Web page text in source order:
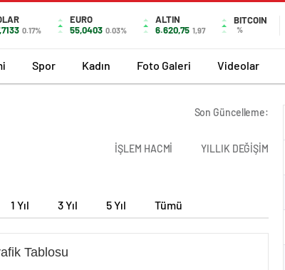
0.17%
EURO
55,0403 0.03%
ALTIN
6.620,75 1,97
BITCOIN
%
Spor Kadın Foto Galeri Videolar
Son Güncelleme:
İŞLEM HACMİ YILLIK DEĞİŞİM
1 Yıl 3 Yıl 5 Yıl Tümü
Tablosu